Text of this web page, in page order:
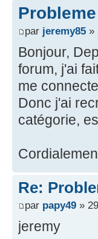
par jeremy85 »
Bonjour,
forum, j'ai
me
Donc j'ai
catégorie,
Re:
par papy49 »
jeremy